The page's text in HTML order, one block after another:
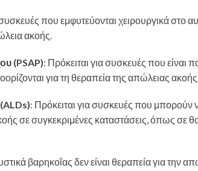
συσκευές που εμφυτεύονται χειρουργικά στο
ακοής.
(PSAP): Πρόκειται για συσκευές που είναι
για τη θεραπεία της απώλειας
: Πρόκειται για συσκευές που
σε συγκεκριμένες καταστάσεις, όπως σε
βαρηκοΐας δεν είναι θεραπεία για την